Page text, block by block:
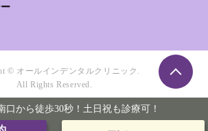
口から徒歩30秒！土日祝も診療可！
© オールインデンタルクリニック.
All Rights Reserved.